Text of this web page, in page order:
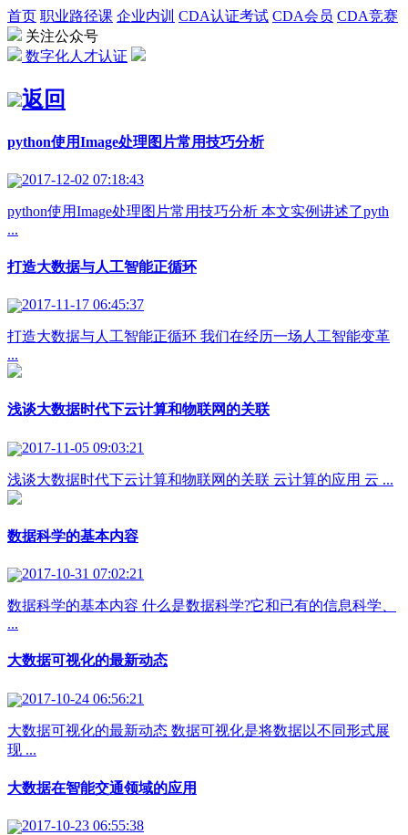
首页 职业路径课 企业内训 CDA认证考试 CDA会员 CDA竞赛
关注公众号
数字化人才认证
返回
python使用Image处理图片常用技巧分析
2017-12-02 07:18:43
python使用Image处理图片常用技巧分析 本文实例讲述了pyth
...
打造大数据与人工智能正循环
2017-11-17 06:45:37
打造大数据与人工智能正循环 我们在经历一场人工智能变革
...
浅谈大数据时代下云计算和物联网的关联
2017-11-05 09:03:21
浅谈大数据时代下云计算和物联网的关联 云计算的应用 云 ...
数据科学的基本内容
2017-10-31 07:02:21
数据科学的基本内容 什么是数据科学?它和已有的信息科学、
...
大数据可视化的最新动态
2017-10-24 06:56:21
大数据可视化的最新动态 数据可视化是将数据以不同形式展
现 ...
大数据在智能交通领域的应用
2017-10-23 06:55:38